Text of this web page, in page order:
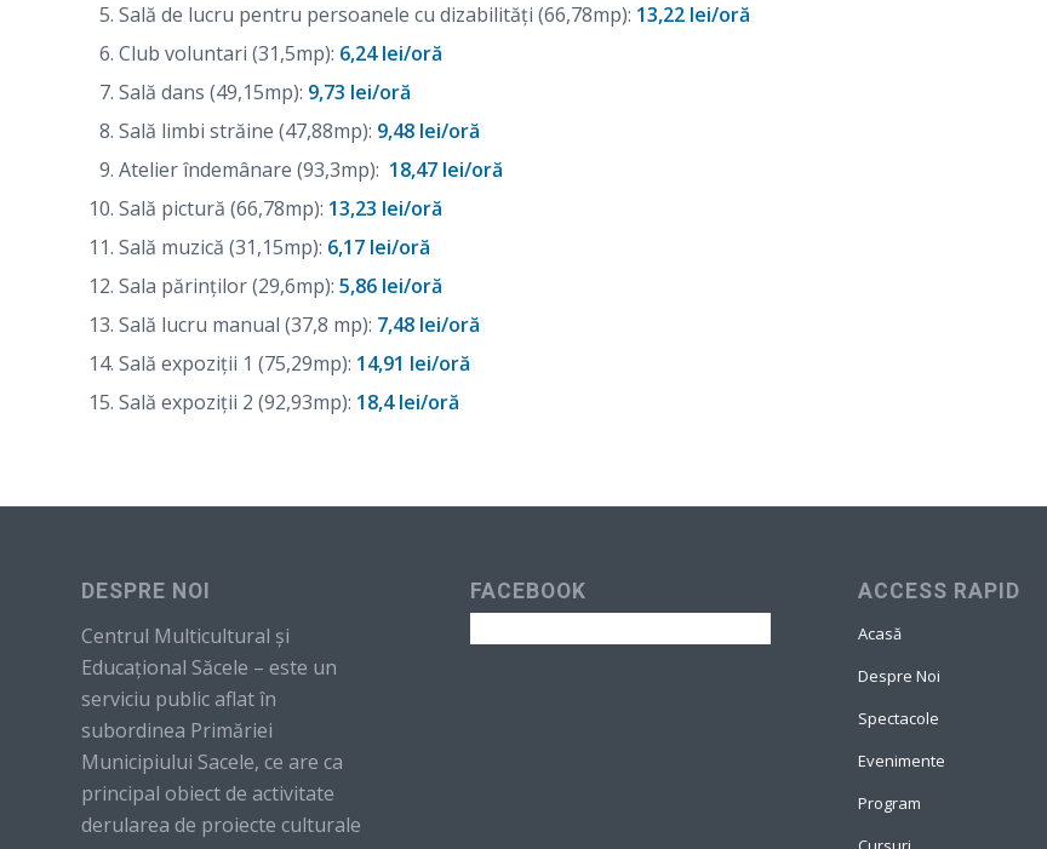
Sală de lucru pentru persoanele cu dizabilități (66,78mp): 13,22 lei/oră
Club voluntari (31,5mp): 6,24 lei/oră
Sală dans (49,15mp): 9,73 lei/oră
Sală limbi străine (47,88mp): 9,48 lei/oră
Atelier îndemânare (93,3mp): 18,47 lei/oră
Sală pictură (66,78mp): 13,23 lei/oră
Sală muzică (31,15mp): 6,17 lei/oră
Sala părinților (29,6mp): 5,86 lei/oră
Sală lucru manual (37,8 mp): 7,48 lei/oră
Sală expoziții 1 (75,29mp): 14,91 lei/oră
Sală expoziții 2 (92,93mp): 18,4 lei/oră
DESPRE NOI
Centrul Multicultural şi
Educaţional Săcele – este un
serviciu public aflat în
subordinea Primăriei
Municipiului Sacele, ce are ca
principal obiect de activitate
derularea de proiecte culturale
FACEBOOK ACCESS RAPID
Acasă
Despre Noi
Spectacole
Evenimente
Program